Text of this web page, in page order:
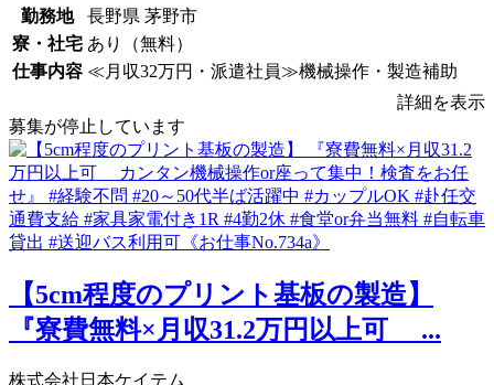
勤務地
長野県 茅野市
寮・社宅 あり（無料）
仕事内容 ≪月収32万円・派遣社員≫機械操作・製造補助
詳細を表示
募集が停止しています
【5cm程度のプリント基板の製造】
『寮費無料×月収31.2万円以上可 ...
株式会社日本ケイテム